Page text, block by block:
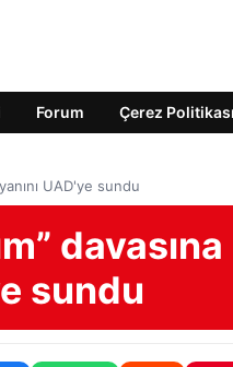
Forum Çerez Politikası
UAD'ye sundu
davasına
sundu